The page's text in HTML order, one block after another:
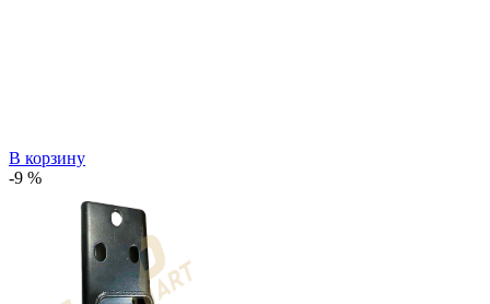
В корзину
-9 %